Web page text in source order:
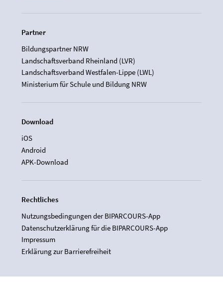
Partner
Bildungspartner NRW
Landschaftsverband Rheinland (LVR)
Landschaftsverband Westfalen-Lippe (LWL)
Ministerium für Schule und Bildung NRW
Download
iOS
Android
APK-Download
Rechtliches
Nutzungsbedingungen der BIPARCOURS-App
Datenschutzerklärung für die BIPARCOURS-App
Impressum
Erklärung zur Barrierefreiheit